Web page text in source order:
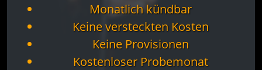
Monatlich kündbar
Keine versteckten Kosten
Keine Provisionen
Kostenloser Probemonat